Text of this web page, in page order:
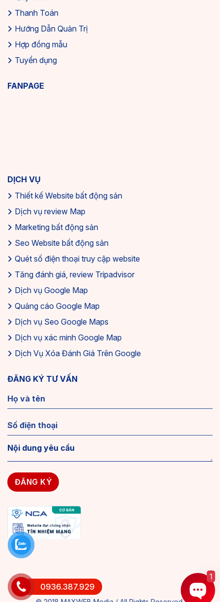
Thanh Toán
Hướng Dẫn Quản Trị
Hợp đồng mẫu
Tuyển dụng
FANPAGE
DỊCH VỤ
Thiết kế Website bất động sản
Dịch vụ review Map
Marketing bất động sản
Seo Website bất động sản
Quét số điện thoại truy cập website
Tăng đánh giá, review Tripadvisor
Dịch vụ Google Map
Quảng cáo Google Map
Dịch vụ Seo Google Maps
Dịch vụ xác minh Google Map
Dịch Vụ Xóa Đánh Giá Trên Google
ĐĂNG KÝ TƯ VẤN
0936.387.929
1